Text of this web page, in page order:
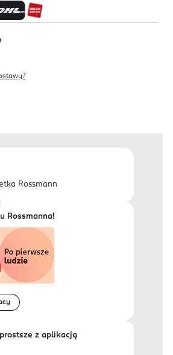
Rossmanna!
z aplikacją